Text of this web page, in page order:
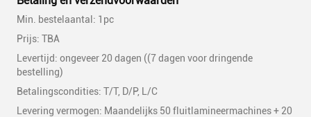
Min. bestelaantal: 1pc
Prijs: TBA
Levertijd: ongeveer 20 dagen ((7 dagen voor dringende
bestelling)
Betalingscondities: T/T, D/P, L/C
Levering vermogen: Maandelijks 50 fluitlamineermachines + 20